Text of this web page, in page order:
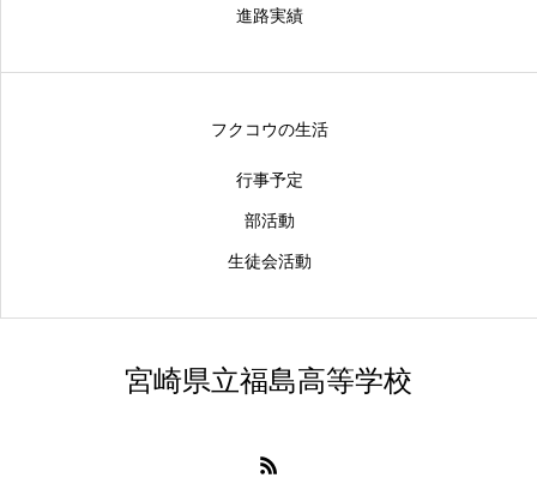
進路実績
フクコウの生活
行事予定
部活動
生徒会活動
宮崎県立福島高等学校